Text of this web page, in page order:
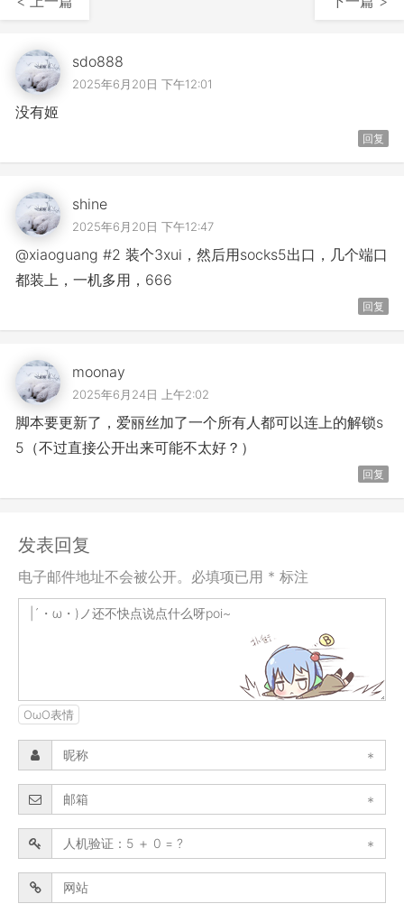
sdo888
2025年6月20日 下午12:01
没有姬
回复
shine
2025年6月20日 下午12:47
@xiaoguang #2 装个3xui，然后用socks5出口，几个端口
都装上，一机多用，666
回复
moonay
2025年6月24日 上午2:02
脚本要更新了，爱丽丝加了一个所有人都可以连上的解锁s
5（不过直接公开出来可能不太好？）
回复
发表回复
电子邮件地址不会被公开。必填项已用 * 标注
OωO表情
*
*
*